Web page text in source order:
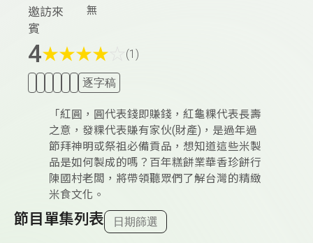
邀訪來
賓
無
4★★★★ (1)
逐字稿
「紅圓，圓代表錢即賺錢，紅龜粿代表長壽
之意，發粿代表賺有家伙(財產)，是過年過
節拜神明或祭祖必備貢品，想知道這些米製
品是如何製成的嗎？百年糕餅業華香珍餅行
陳國村老闆，將帶領聽眾們了解台灣的精緻
米食文化。
節目單集列表 日期篩選